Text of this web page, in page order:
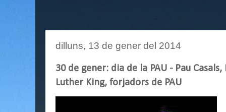
dilluns, 13 de gener del 2014
30 de gener: dia de la PAU - Pau
Luther King, forjadors de PAU